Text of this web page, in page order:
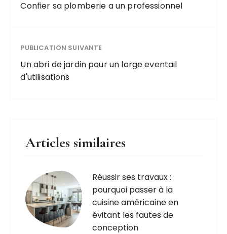
Confier sa plomberie a un professionnel
PUBLICATION SUIVANTE
Un abri de jardin pour un large eventail
d'utilisations
Articles similaires
Réussir ses travaux :
pourquoi passer à la
cuisine américaine en
évitant les fautes de
conception